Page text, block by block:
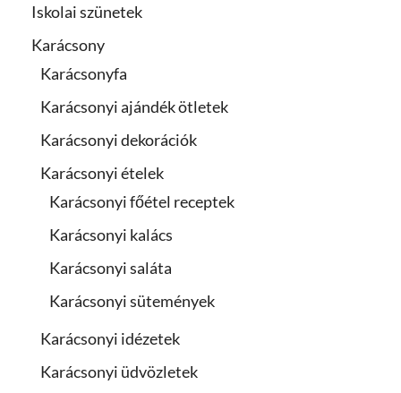
Iskolai szünetek
Karácsony
Karácsonyfa
Karácsonyi ajándék ötletek
Karácsonyi dekorációk
Karácsonyi ételek
Karácsonyi főétel receptek
Karácsonyi kalács
Karácsonyi saláta
Karácsonyi sütemények
Karácsonyi idézetek
Karácsonyi üdvözletek